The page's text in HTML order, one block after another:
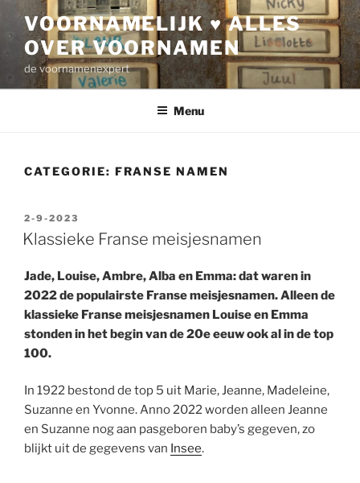
inhoud
VOORNAMELIJK ♥ ALLES
OVER VOORNAMEN
de voornamenexpert
Menu
CATEGORIE: FRANSE NAMEN
GEPLAATST
OP
2-9-2023
Klassieke Franse meisjesnamen
Jade, Louise, Ambre, Alba en Emma: dat waren in
2022 de populairste Franse meisjesnamen. Alleen de
klassieke Franse meisjesnamen Louise en Emma
stonden in het begin van de 20e eeuw ook al in de top
100.
In 1922 bestond de top 5 uit Marie, Jeanne, Madeleine,
Suzanne en Yvonne. Anno 2022 worden alleen Jeanne
en Suzanne nog aan pasgeboren baby’s gegeven, zo
blijkt uit de gegevens van Insee.